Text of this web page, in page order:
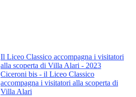
Il Liceo Classico accompagna i visitatori
alla scoperta di Villa Alari - 2023
Ciceroni bis - il Liceo Classico
accompagna i visitatori alla scoperta di
Villa Alari